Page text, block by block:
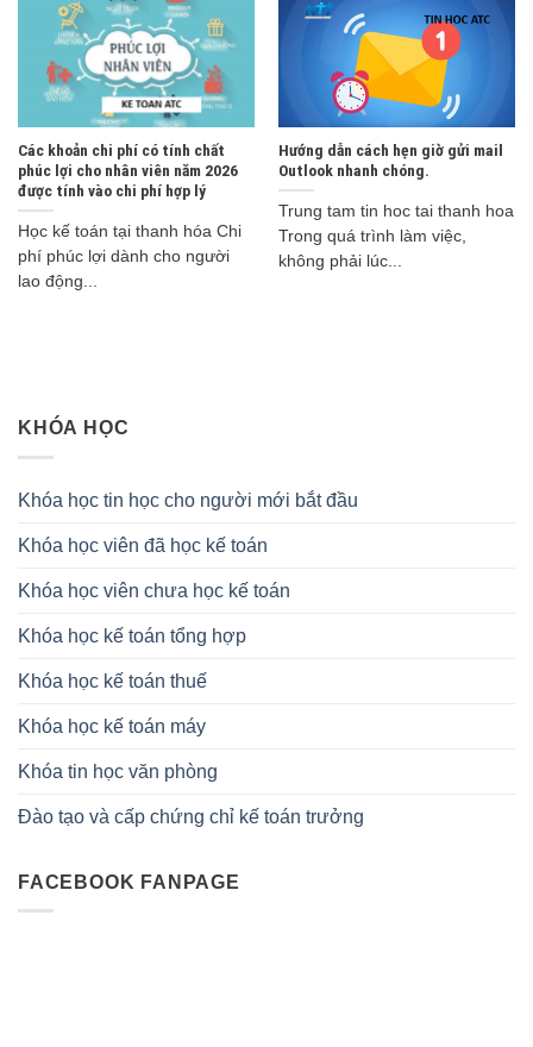
Các khoản chi phí có tính chất
phúc lợi cho nhân viên năm 2026
được tính vào chi phí hợp lý
Học kế toán tại thanh hóa Chi
phí phúc lợi dành cho người
lao động...
Hướng dẫn cách hẹn giờ gửi mail
Outlook nhanh chóng.
Trung tam tin hoc tai thanh hoa
Trong quá trình làm việc,
không phải lúc...
KHÓA HỌC
Khóa học tin học cho người mới bắt đầu
Khóa học viên đã học kế toán
Khóa học viên chưa học kế toán
Khóa học kế toán tổng hợp
Khóa học kế toán thuế
Khóa học kế toán máy
Khóa tin học văn phòng
Đào tạo và cấp chứng chỉ kế toán trưởng
FACEBOOK FANPAGE